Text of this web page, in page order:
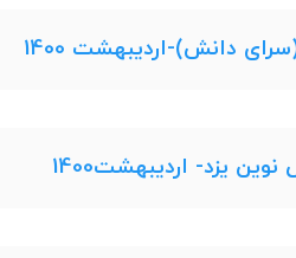
دانش)-اردیبهشت 1400
یزد- اردیبهشت1400